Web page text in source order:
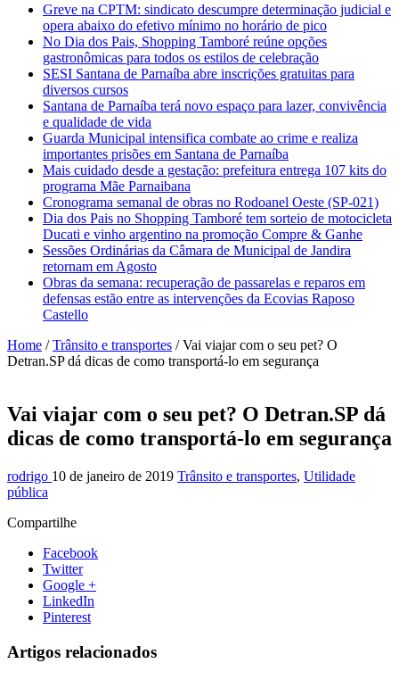
Greve na CPTM: sindicato descumpre determinação judicial e
opera abaixo do efetivo mínimo no horário de pico
No Dia dos Pais, Shopping Tamboré reúne opções
gastronômicas para todos os estilos de celebração
SESI Santana de Parnaíba abre inscrições gratuitas para
diversos cursos
Santana de Parnaíba terá novo espaço para lazer, convivência
e qualidade de vida
Guarda Municipal intensifica combate ao crime e realiza
importantes prisões em Santana de Parnaíba
Mais cuidado desde a gestação: prefeitura entrega 107 kits do
programa Mãe Parnaibana
Cronograma semanal de obras no Rodoanel Oeste (SP-021)
Dia dos Pais no Shopping Tamboré tem sorteio de motocicleta
Ducati e vinho argentino na promoção Compre & Ganhe
Sessões Ordinárias da Câmara de Municipal de Jandira
retornam em Agosto
Obras da semana: recuperação de passarelas e reparos em
defensas estão entre as intervenções da Ecovias Raposo
Castello
Home / Trânsito e transportes / Vai viajar com o seu pet? O
Detran.SP dá dicas de como transportá-lo em segurança
Vai viajar com o seu pet? O Detran.SP dá
dicas de como transportá-lo em segurança
rodrigo 10 de janeiro de 2019 Trânsito e transportes, Utilidade
pública
Compartilhe
Facebook
Twitter
Google +
LinkedIn
Pinterest
Artigos relacionados